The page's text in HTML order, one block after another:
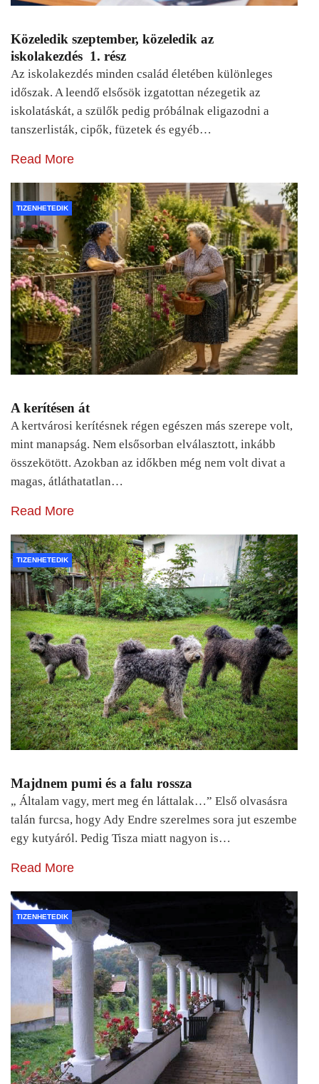
Közeledik szeptember, közeledik az
iskolakezdés 1. rész
Az iskolakezdés minden család életében különleges
időszak. A leendő elsősök izgatottan nézegetik az
iskolatáskát, a szülők pedig próbálnak eligazodni a
tanszerlisták, cipők, füzetek és egyéb…
Read More
TIZENHETEDIK
A kerítésen át
A kertvárosi kerítésnek régen egészen más szerepe volt,
mint manapság. Nem elsősorban elválasztott, inkább
összekötött. Azokban az időkben még nem volt divat a
magas, átláthatatlan…
Read More
TIZENHETEDIK
Majdnem pumi és a falu rossza
„ Általam vagy, mert meg én láttalak…” Első olvasásra
talán furcsa, hogy Ady Endre szerelmes sora jut eszembe
egy kutyáról. Pedig Tisza miatt nagyon is…
Read More
TIZENHETEDIK